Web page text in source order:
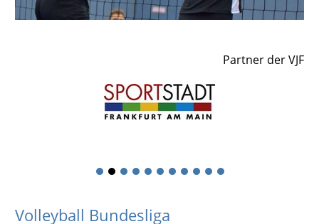
Partner der VJF
1 2 3 4 5 6 7 8 9 1011
Volleyball Bundesliga